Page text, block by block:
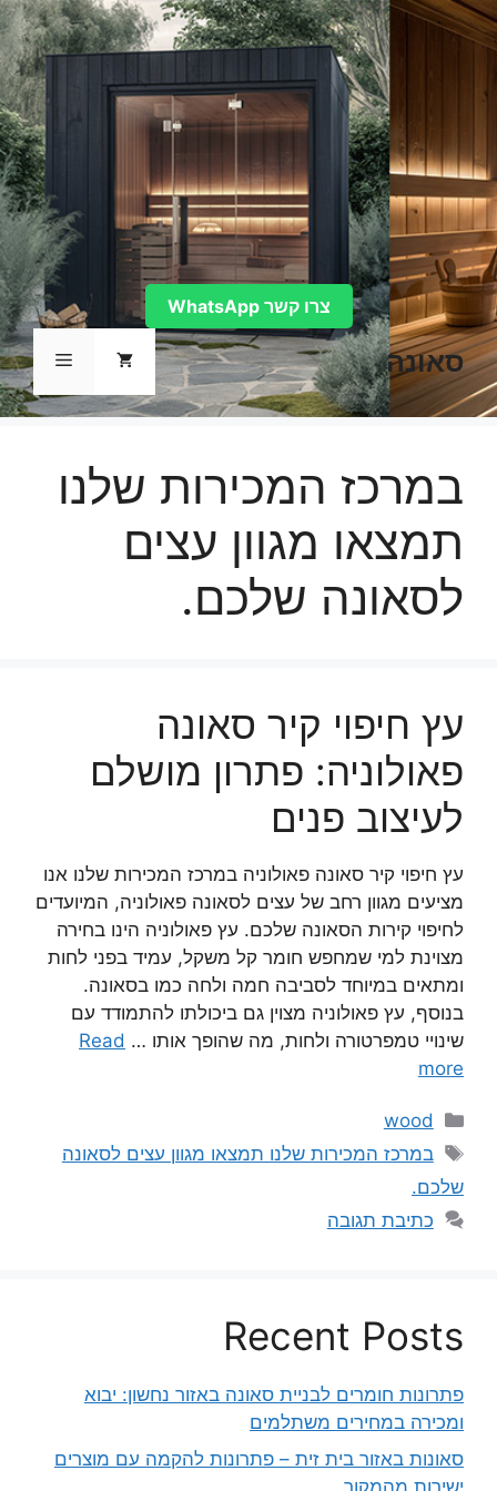
לדלג
לתוכן
סאונה תפריט
צרו קשר WhatsApp
במרכז המכירות שלנו
תמצאו מגוון עצים
לסאונה שלכם.
עץ חיפוי קיר סאונה
פאולוניה: פתרון מושלם
לעיצוב פנים
עץ חיפוי קיר סאונה פאולוניה במרכז המכירות שלנו אנו
מציעים מגוון רחב של עצים לסאונה פאולוניה, המיועדים
לחיפוי קירות הסאונה שלכם. עץ פאולוניה הינו בחירה
מצוינת למי שמחפש חומר קל משקל, עמיד בפני לחות
ומתאים במיוחד לסביבה חמה ולחה כמו בסאונה.
בנוסף, עץ פאולוניה מצוין גם ביכולתו להתמודד עם
שינויי טמפרטורה ולחות, מה שהופך אותו … Read
more
קטגוריות
wood
תגיות
במרכז המכירות שלנו תמצאו מגוון עצים לסאונה
שלכם.
כתיבת תגובה
Recent Posts
פתרונות חומרים לבניית סאונה באזור נחשון: יבוא
ומכירה במחירים משתלמים
סאונות באזור בית זית – פתרונות להקמה עם מוצרים